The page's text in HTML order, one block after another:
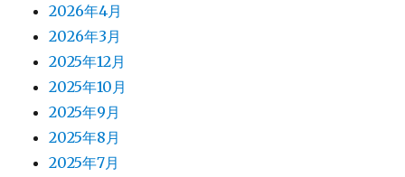
2026年4月
2026年3月
2025年12月
2025年10月
2025年9月
2025年8月
2025年7月